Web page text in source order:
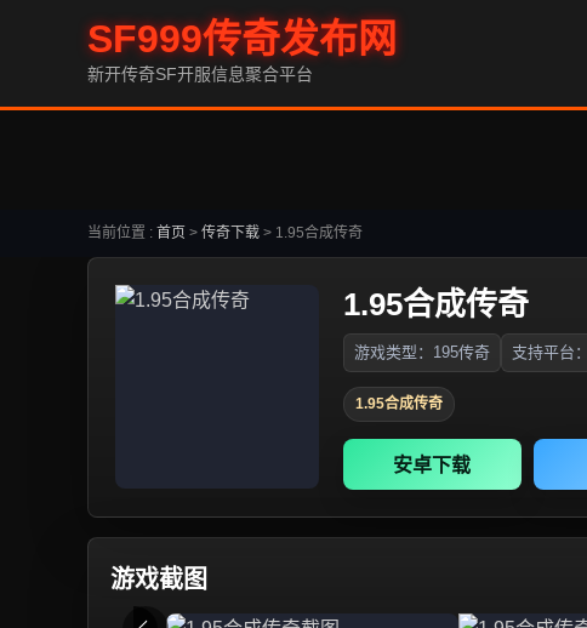
SF999传奇发布网
新开传奇SF开服信息聚合平台
当前位置 : 首页 > 传奇下载 > 1.95合成传奇
1.95合成传奇
游戏类型：195传奇 支持平台
1.95合成传奇
安卓下载
游戏截图